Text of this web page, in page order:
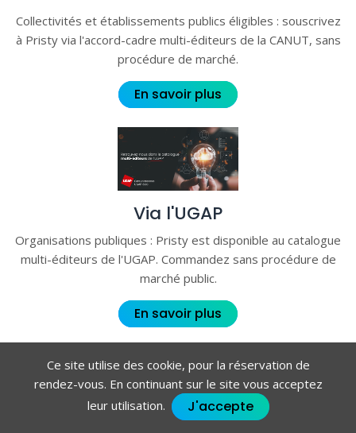
Collectivités et établissements publics éligibles : souscrivez
à Pristy via l'accord-cadre multi-éditeurs de la CANUT, sans
procédure de marché.
En savoir plus
Via l'UGAP
Organisations publiques : Pristy est disponible au catalogue
multi-éditeurs de l'UGAP. Commandez sans procédure de
marché public.
En savoir plus
Ce site utilise des cookie, pour la réservation de
rendez-vous. En continuant sur le site vous acceptez
leur utilisation.
J'accepte